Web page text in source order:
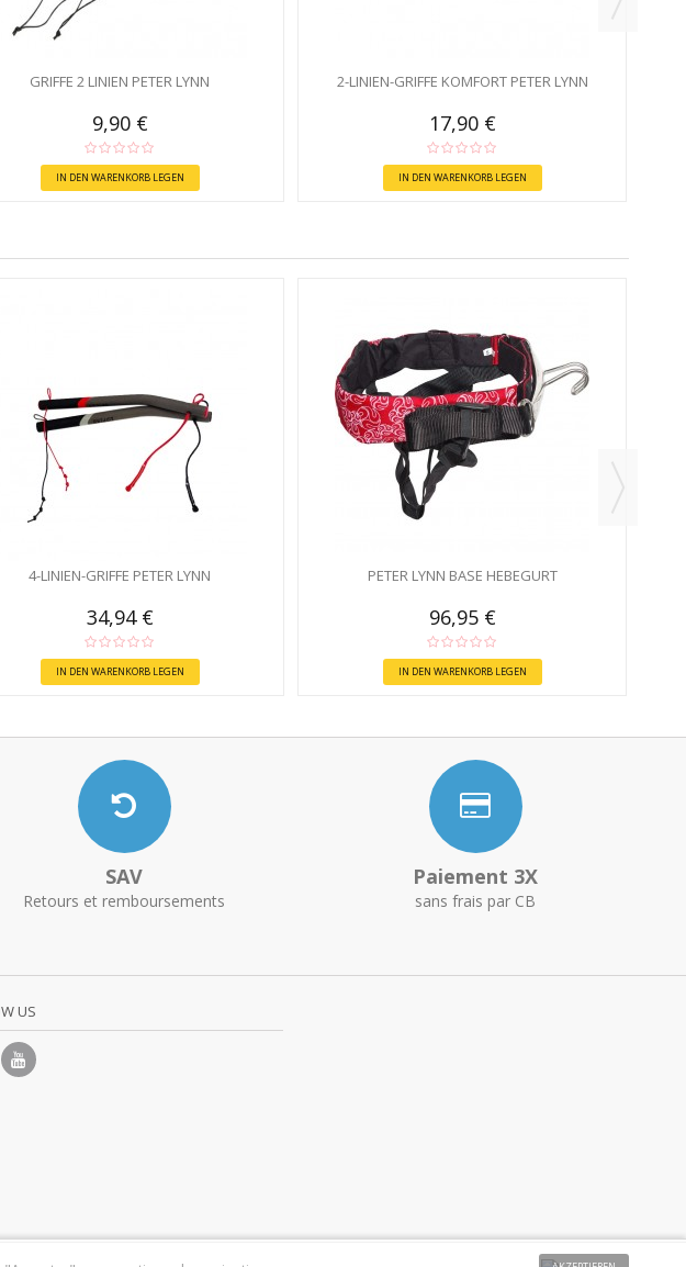
GRIFFE 2 LINIEN PETER LYNN
9,90 €
IN DEN WARENKORB LEGEN
2-LINIEN-GRIFFE KOMFORT PETER LYNN
17,90 €
IN DEN WARENKORB LEGEN
4-LINIEN-GRIFFE PETER LYNN
34,94 €
IN DEN WARENKORB LEGEN
PETER LYNN BASE HEBEGURT
96,95 €
IN DEN WARENKORB LEGEN
SAV
Retours et remboursements
Paiement 3X
sans frais par CB
US